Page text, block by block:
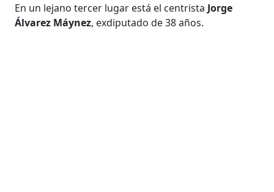
En un lejano tercer lugar está el centrista Jorge
Álvarez Máynez, exdiputado de 38 años.